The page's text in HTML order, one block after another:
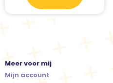
Meer voor mij
Mijn account